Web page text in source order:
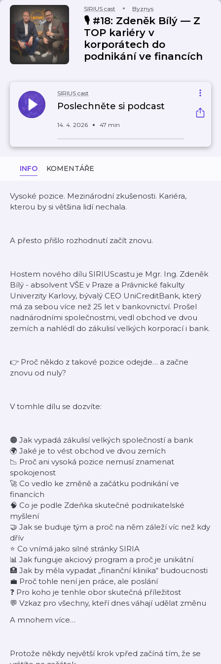
SIRIUS cast Byznys
🎙️ #18: Zdeněk Bílý — Z
TOP kariéry v
korporátech do
podnikání ve financích
SIRIUS cast
Poslechněte si podcast
14. 4. 2026 47 min
INFO KOMENTÁŘE
Vysoké pozice. Mezinárodní zkušenosti. Kariéra,
kterou by si většina lidí nechala.
A přesto přišlo rozhodnutí začít znovu.
Hostem nového dílu SIRIUScastu je Mgr. Ing. Zdeněk
Bílý - absolvent VŠE v Praze a Právnické fakulty
Univerzity Karlovy, bývalý CEO UniCreditBank, který
má za sebou více než 25 let v bankovnictví. Prošel
nadnárodními společnostmi, vedl obchod ve dvou
zemích a nahlédl do zákulisí velkých korporací i bank.
👉 Proč někdo z takové pozice odejde… a začne
znovu od nuly?
V tomhle dílu se dozvíte:
🟠 Jak vypadá zákulisí velkých společností a bank
🌍 Jaké je to vést obchod ve dvou zemích
📉 Proč ani vysoká pozice nemusí znamenat
spokojenost
🚀 Co vedlo ke změně a začátku podnikání ve
financích
🧠 Co je podle Zdeňka skutečné podnikatelské
myšlení
🤝 Jak se buduje tým a proč na něm záleží víc než kdy
dřív
⭐ Co vnímá jako silné stránky SIRIA
📊 Jak funguje akciový program a proč je unikátní
🏥 Jak by měla vypadat „finanční klinika“ budoucnosti
💼 Proč tohle není jen práce, ale poslání
❓ Pro koho je tenhle obor skutečná příležitost
💬 Vzkaz pro všechny, kteří dnes váhají udělat změnu
A mnohem více…
Protože někdy největší krok vpřed začíná tím, že se